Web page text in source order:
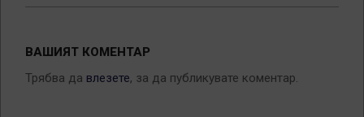
ВАШИЯТ КОМЕНТАР
Трябва да влезете, за да публикувате коментар.